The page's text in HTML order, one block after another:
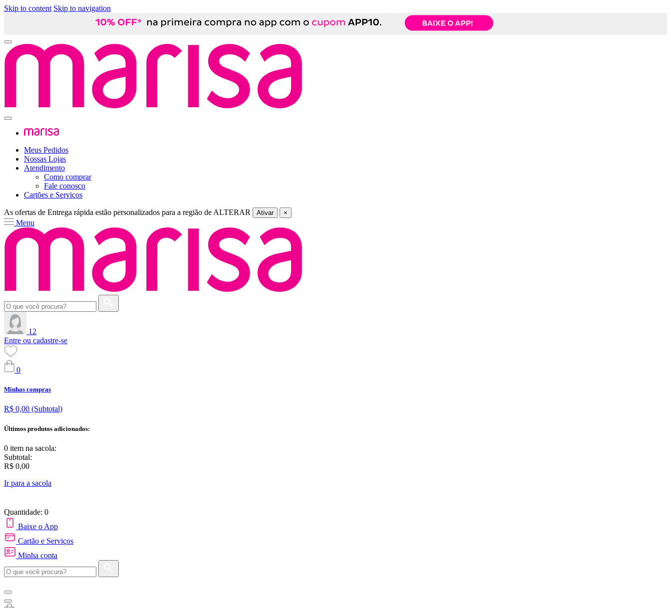
Skip to content Skip to navigation
Meus Pedidos
Nossas Lojas
Atendimento
Como comprar
Fale conosco
Cartões e Serviços
As ofertas de Entrega rápida estão personalizados para a região de ALTERAR Ativar ×
Menu
12
Entre ou cadastre-se
0
Minhas compras
R$ 0,00 (Subtotal)
Últimos produtos adicionados:
0 item na sacola:
Subtotal:
R$ 0,00
Ir para a sacola
Quantidade: 0
Baixe o App
Cartão e Serviços
Minha conta